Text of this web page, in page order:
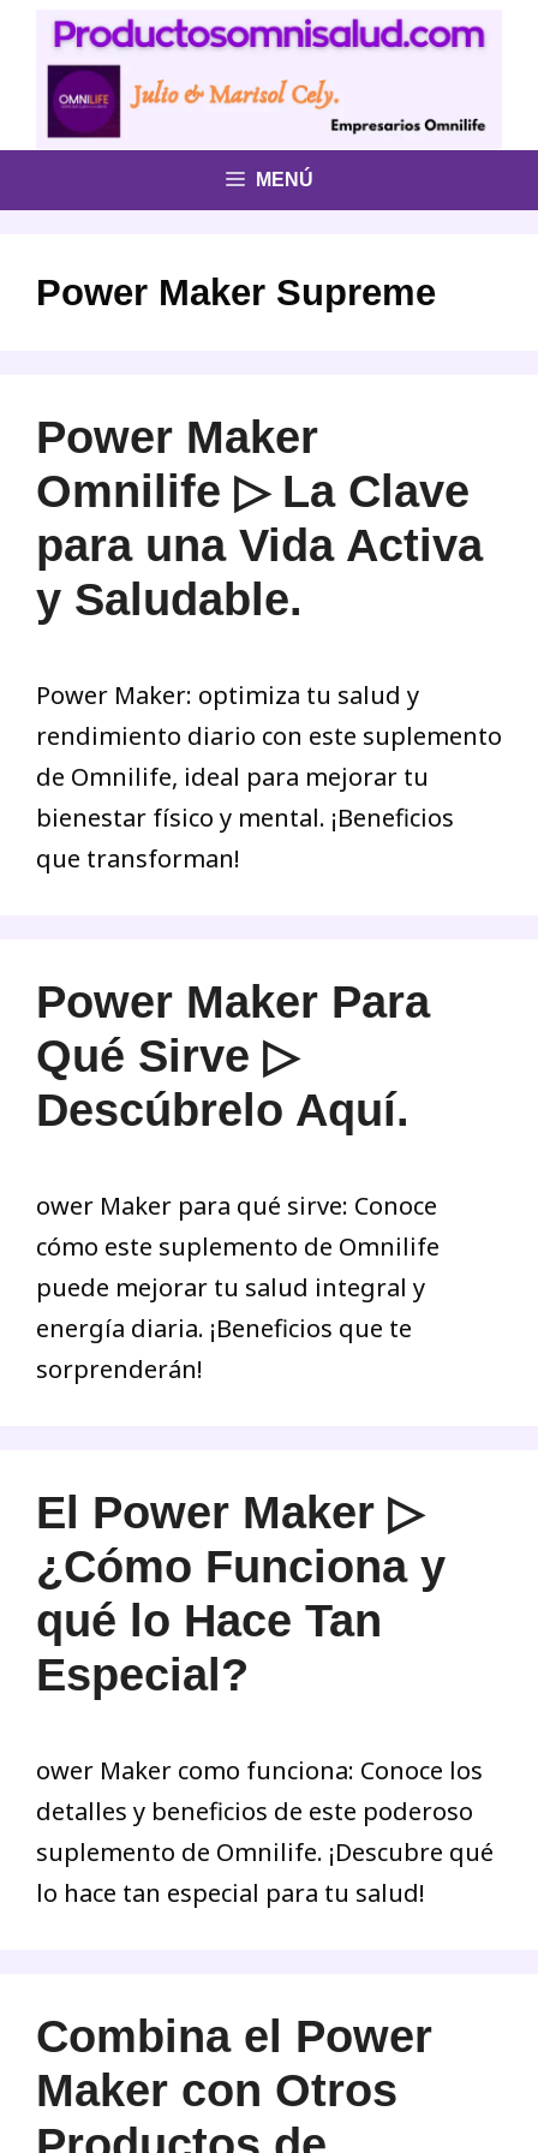
Saltar
contenido
MENÚ
Power Maker Supreme
Power Maker
Omnilife ▷ La Clave
para una Vida Activa
y Saludable.
Power Maker: optimiza tu salud y
rendimiento diario con este suplemento
de Omnilife, ideal para mejorar tu
bienestar físico y mental. ¡Beneficios
que transforman!
Power Maker Para
Qué Sirve ▷
Descúbrelo Aquí.
ower Maker para qué sirve: Conoce
cómo este suplemento de Omnilife
puede mejorar tu salud integral y
energía diaria. ¡Beneficios que te
sorprenderán!
El Power Maker ▷
¿Cómo Funciona y
qué lo Hace Tan
Especial?
ower Maker como funciona: Conoce los
detalles y beneficios de este poderoso
suplemento de Omnilife. ¡Descubre qué
lo hace tan especial para tu salud!
Combina el Power
Maker con Otros